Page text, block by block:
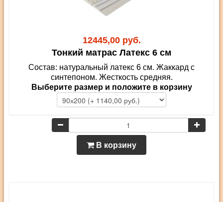
12445,00 руб.
Тонкий матрас Латекс 6 см
Состав: натуральный латекс 6 см. Жаккард с
синтепоном. Жесткость средняя.
Выберите размер и положите в корзину
В корзину